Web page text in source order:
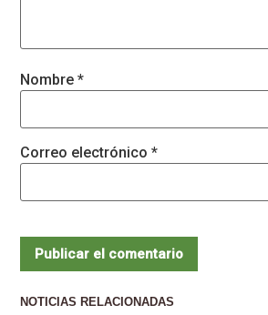
Nombre *
Correo electrónico *
NOTICIAS RELACIONADAS